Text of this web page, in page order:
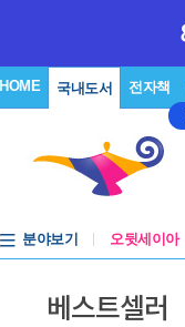
HOME 국내도서 전자책
분야보기 오뒷세이아
베스트셀러